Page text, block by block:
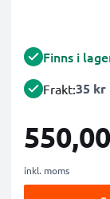
Finns i
Frakt:35 kr
inkl. moms